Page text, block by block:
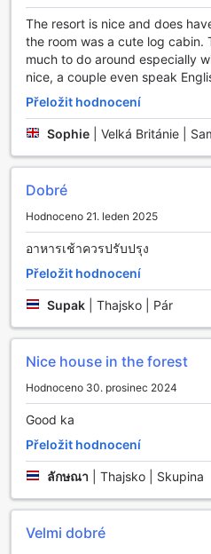
vyhovoval jak začátečníkům,
nabízí dostatečný prostor pro
zápasy. S kvalitním povrchem
se můžete těšit na skvélé herní
do světa rychlých míčků a
Kurt je obklopen krásnou
perfektní podmínky pro hru,
relaxaci mezi zápasy. Hosté
už se rozhodnete pro
badmintonový kurt v
Pohodlné vybavení
Denchaicityresort v Phrae,
širokou škálu pohodlných
bezstarostný a příjemný pobyt.
bezplatné Wi-Fi ve všech
projektech bez jakýchkoliv
dispozici Wi-Fi v veřejných
užívat internet i při relaxaci v
prostorách. Pro kuřáky je
Pro hosty, kteří chtějí ušetřit
check-in a check-out, což
Každodenní úklid pokojů
vždy čisté a připravené na
potřebujete vyprat prádlo,
a suchého čištění, které vám
The resort is nice and does
the room was a cute log cabin.
much to do around especially
nice, a couple even speak
Přeložit hodnocení
Sophie Velká Británie |
Dobré
Hodnoceno 21. leden 2025
อาหารเช้าควรปรับปรุง
Přeložit hodnocení
Supak Thajsko | Pár
Nice house in the forest
Hodnoceno 30. prosinec 2024
Good ka
Přeložit hodnocení
ลักษณา Thajsko | Skupina
Velmi dobré